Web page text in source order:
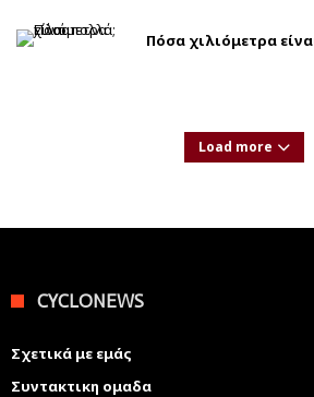
Πόσα χιλιόμετρα
Load more
CYCLONEWS
Σχετικά με εμάς
Συντακτικη ομαδα